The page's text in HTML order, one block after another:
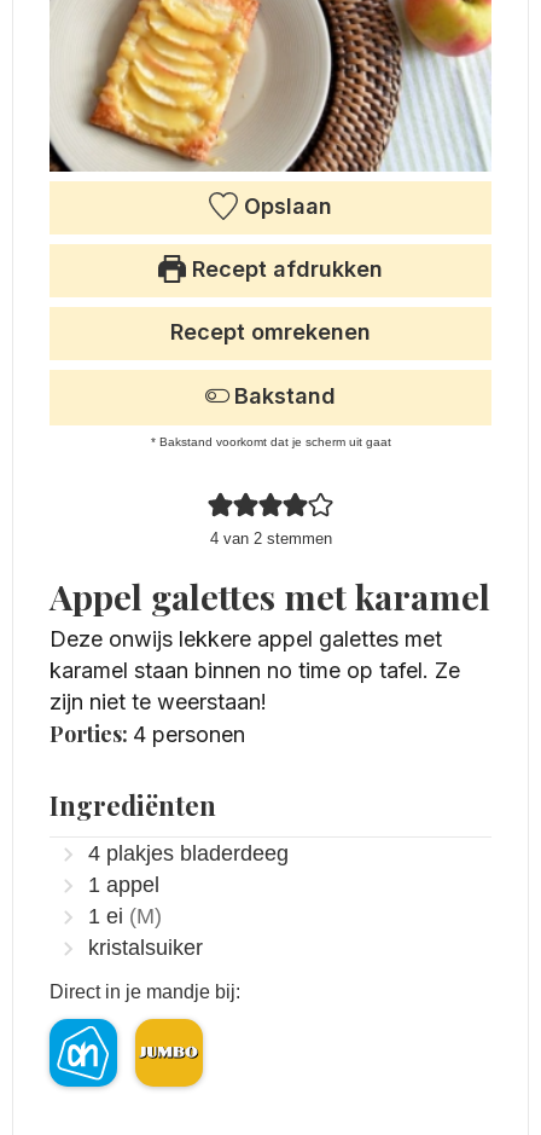
Opslaan
Recept afdrukken
4van 2stemmen
Recept omrekenen
Bakstand
* Bakstand voorkomt dat je scherm uit gaat
Appel galettes met karamel
Deze onwijs lekkere appel galettes met
karamel staan binnen no time op tafel. Ze
zijn niet te weerstaan!
Porties: 4 personen
Ingrediënten
4 plakjes bladerdeeg
1 appel
1 ei (M)
kristalsuiker
Direct in je mandje bij: